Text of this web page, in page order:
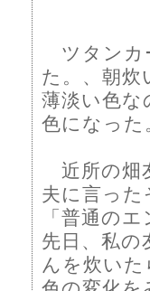
ツタンカ
た。、朝炊
薄淡い色な
色になった
近所の畑
夫に言った
「普通の
先日、私
んを炊いた